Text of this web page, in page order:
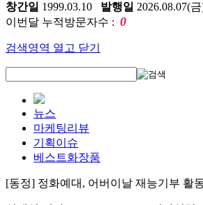
창간일 1999.03.10 발행일 2026.08.07(
이번달 누적방문자수 : 0
검색영역 열고 닫기
뉴스
마케팅리뷰
기획이슈
베스트화장품
[동정] 정화예대, 어버이날 재능기부 활